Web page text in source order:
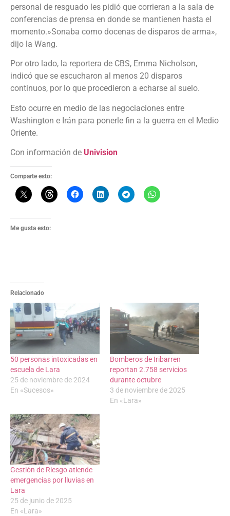
personal de resguado les pidió que corrieran a la sala de
conferencias de prensa en donde se mantienen hasta el
momento.»Sonaba como docenas de disparos de arma»,
dijo la Wang.
Por otro lado, la reportera de CBS, Emma Nicholson,
indicó que se escucharon al menos 20 disparos
continuos, por lo que procedieron a echarse al suelo.
Esto ocurre en medio de las negociaciones entre
Washington e Irán para ponerle fin a la guerra en el Medio
Oriente.
Con información de Univision
Comparte esto:
Me gusta esto:
Relacionado
50 personas intoxicadas en
escuela de Lara
25 de noviembre de 2024
En «Sucesos»
Bomberos de Iribarren
reportan 2.758 servicios
durante octubre
3 de noviembre de 2025
En «Lara»
Gestión de Riesgo atiende
emergencias por lluvias en
Lara
25 de junio de 2025
En «Lara»